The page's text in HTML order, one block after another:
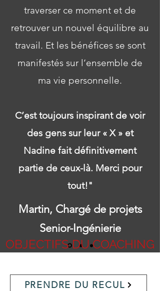
traverser ce moment et de
retrouver un nouvel équilibre au
travail. Et les bénéfices se sont
manifestés sur l’ensemble de
ma vie personnelle.
C’est toujours inspirant de voir
des gens sur leur « X » et
Nadine fait définitivement
partie de ceux-là. Merci pour
tout!"
Martin, Chargé de projets
Senior-Ingénierie
OBJECTIFS DU COACHING
PRENDRE DU RECUL